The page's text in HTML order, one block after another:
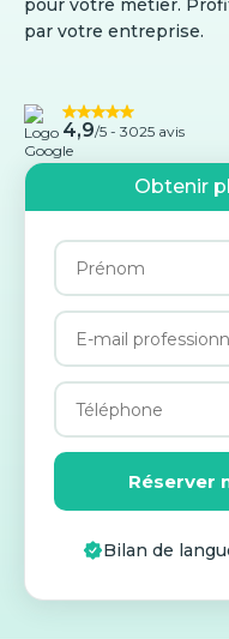
pour votre métier.
par votre entreprise.
4,9/5 - 3025 avis
Obtenir
Réserver
Bilan de